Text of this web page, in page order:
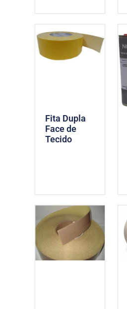
Fita Dupla
Face de
Tecido